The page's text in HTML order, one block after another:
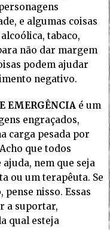
e algumas coisas
tabaco,
não dar margem
podem ajudar
negativo.
EMERGÊNCIA é um
engraçados,
carga pesada por
que todos
nem que seja
ou um terapêuta. Se
pense nisso. Essas
a suportar,
qual esteja